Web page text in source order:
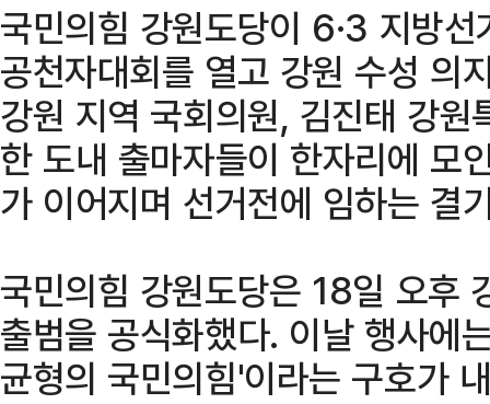
국민의힘 강원도당이 6·3 지방
공천자대회를 열고 강원 수성 의
강원 지역 국회의원, 김진태 강
한 도내 출마자들이 한자리에 모
가 이어지며 선거전에 임하는 결
국민의힘 강원도당은 18일 오후
출범을 공식화했다. 이날 행사에
균형의 국민의힘'이라는 구호가